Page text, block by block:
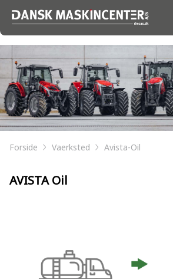
Forside Vaerksted Avista-Oil
AVISTA Oil